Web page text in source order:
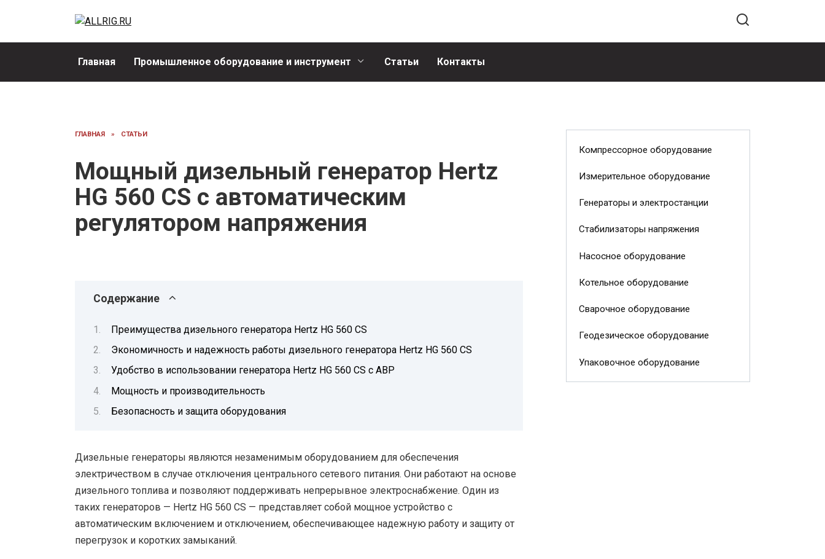
Главная Промышленное оборудование и инструмент Статьи Контакты
ГЛАВНАЯ » СТАТЬИ
Мощный дизельный генератор Hertz
HG 560 CS с автоматическим
регулятором напряжения
Содержание
Преимущества дизельного генератора Hertz HG 560 CS
Экономичность и надежность работы дизельного генератора Hertz HG 560 CS
Удобство в использовании генератора Hertz HG 560 CS с АВР
Мощность и производительность
Безопасность и защита оборудования
Дизельные генераторы являются незаменимым оборудованием для обеспечения
электричеством в случае отключения центрального сетевого питания. Они работают на основе
дизельного топлива и позволяют поддерживать непрерывное электроснабжение. Один из
таких генераторов — Hertz HG 560 CS — представляет собой мощное устройство с
автоматическим включением и отключением, обеспечивающее надежную работу и защиту от
перегрузок и коротких замыканий.
Компрессорное оборудование
Измерительное оборудование
Генераторы и электростанции
Стабилизаторы напряжения
Насосное оборудование
Котельное оборудование
Сварочное оборудование
Геодезическое оборудование
Упаковочное оборудование